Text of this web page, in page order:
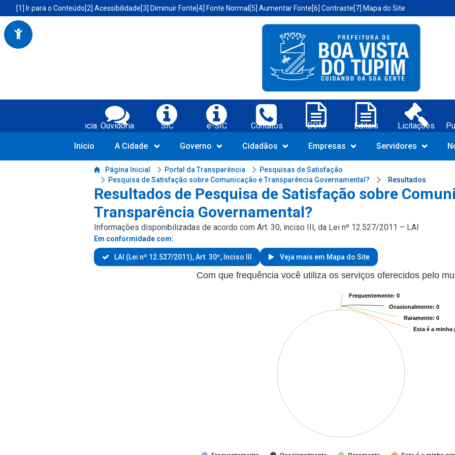
Portal da Prefeitura Municipal de Boa Vista do Tupim-BA
Acessibilidade da Prefeitura de Boa Vista do Tupim-BA
[1] Ir para o Conteúdo[2] Acessibilidade[3] Diminuir Fonte[4] Fonte Normal [5] Aumentar Fonte[6] Contraste[7] Mapa do Site
Serviços da Prefeitura Municipal de Boa Vista do Tupim-BA;
Transparência Ouvidoria SIC e-SIC Contatos DOM Editais Licitações
Navegue pelo portal da
Início A Cidade Governo Cidadãos Empresas Servidores
Conteúdo da Prefeitura de Boa Vista do Tupim-BA
Página Inicial Portal da Transparência
Pesquisas de Satisfação
Pesquisa de Satisfação sobre Comunicação e Transparência Governamental?
Resultados
Resultados de Pesquisa de Satisfação sobre
Transparência Governamental?
Informações disponibilizadas de acordo com Art. 30, inciso III, da Lei nº 12.527/2011 – LAI
Em conformidade com:
LAI (Lei nº 12.527/2011), Art. 30º, Inciso III Veja mais em Mapa do Site
Com que frequência você utiliza os serviços oferecidos pelo município?
Com que frequência você utiliza os serviços oferecidos pelo
Frequentemente: 0
Frequentemente: 0
Ocasionalmente: 0
Ocasionalmente: 0
Raramente: 0
Raramente: 0
Esta é a minha
Esta é a minha